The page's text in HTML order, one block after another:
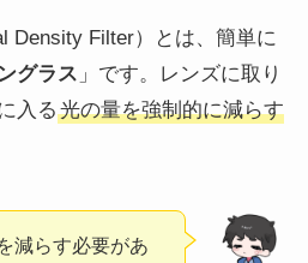
Density Filter）とは、簡単に
グラス 」です。レンズに取り
入る 光の量を強制的に減らす
減らす必要があ